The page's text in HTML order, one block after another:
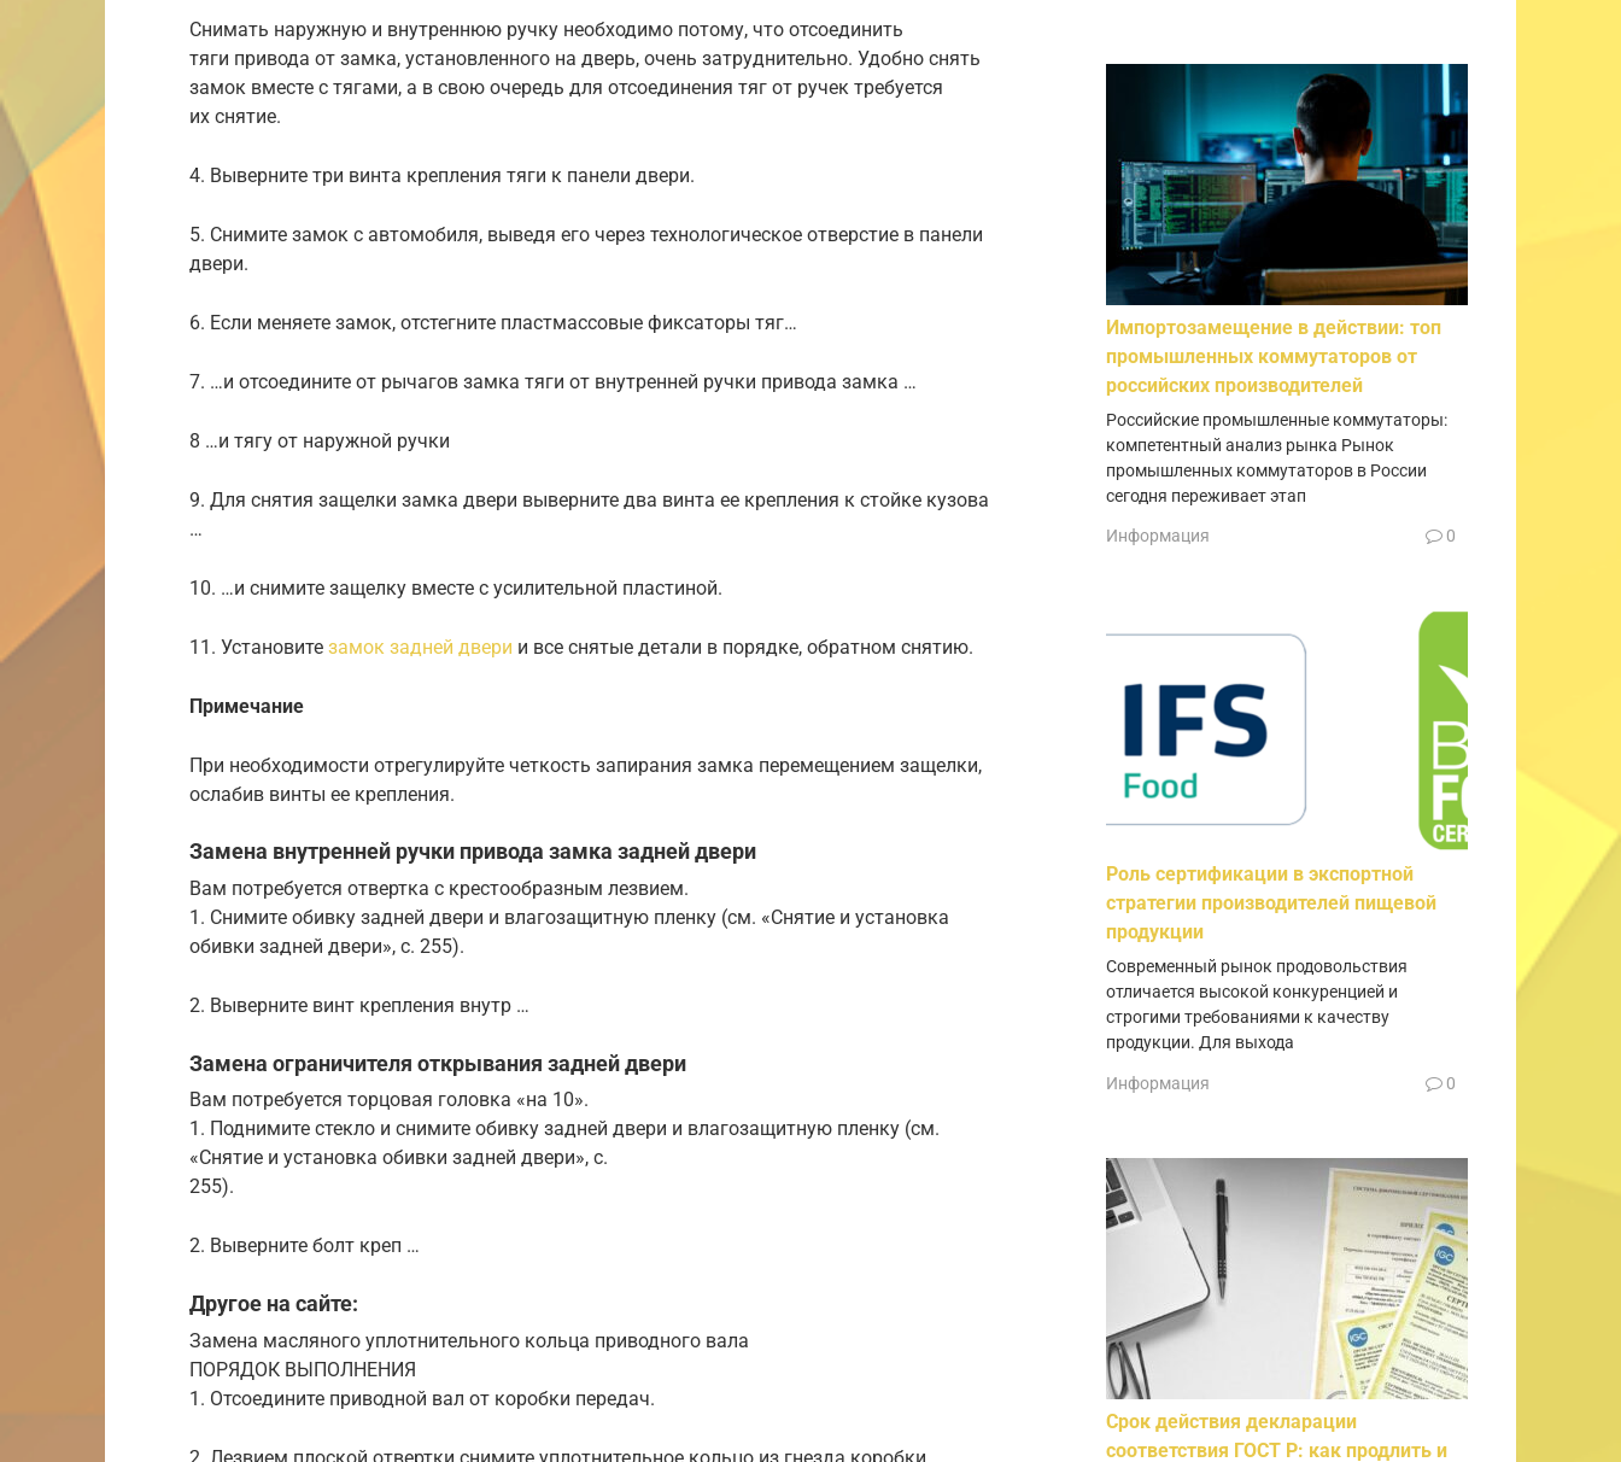
Снимать наружную и внутреннюю ручку необходимо потому, что отсоединить
тяги привода от замка, установленного на дверь, очень затруднительно. Удобно снять
замок вместе с тягами, а в свою очередь для отсоединения тяг от ручек требуется
их снятие.
4. Выверните три винта крепления тяги к панели двери.
5. Снимите замок с автомобиля, выведя его через технологическое отверстие в панели
двери.
6. Если меняете замок, отстегните пластмассовые фиксаторы тяг…
7. …и отсоедините от рычагов замка тяги от внутренней ручки привода замка …
8 …и тягу от наружной ручки
9. Для снятия защелки замка двери выверните два винта ее крепления к стойке кузова
…
10. …и снимите защелку вместе с усилительной пластиной.
11. Установите замок задней двери и все снятые детали в порядке, обратном снятию.
Примечание
При необходимости отрегулируйте четкость запирания замка перемещением защелки,
ослабив винты ее крепления.
Замена внутренней ручки привода замка задней двери
Вам потребуется отвертка с крестообразным лезвием.
1. Снимите обивку задней двери и влагозащитную пленку (см. «Снятие и установка
обивки задней двери», с. 255).
2. Выверните винт крепления внутр …
Замена ограничителя открывания задней двери
Вам потребуется торцовая головка «на 10».
1. Поднимите стекло и снимите обивку задней двери и влагозащитную пленку (см.
«Снятие и установка обивки задней двери», с.
255).
2. Выверните болт креп …
Другое на сайте:
Замена масляного уплотнительного кольца приводного вала
ПОРЯДОК ВЫПОЛНЕНИЯ
1. Отсоедините приводной вал от коробки передач.
2. Лезвием плоской отвертки снимите уплотнительное кольцо из гнезда коробки
Импортозамещение в действии: топ
промышленных коммутаторов от
российских производителей
Российские промышленные коммутаторы:
компетентный анализ рынка Рынок
промышленных коммутаторов в России
сегодня переживает этап
Информация 0
Роль сертификации в экспортной
стратегии производителей пищевой
продукции
Современный рынок продовольствия
отличается высокой конкуренцией и
строгими требованиями к качеству
продукции. Для выхода
Информация 0
Срок действия декларации
соответствия ГОСТ Р: как продлить и